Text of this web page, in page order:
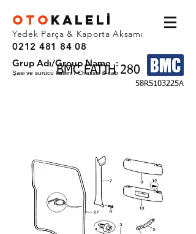
OTO KALEL İ
Yedek Parça & Kaporta Aksamı
0212 481 84 08
BMC FATIH 280
Grup Adı/Group Name :
Şasi ve sürücü kabini / Chassis & cab
58RS103225A